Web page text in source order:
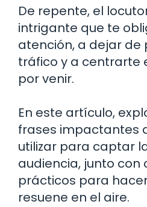
De repente, el
intrigante que te
atención, a dejar de
tráfico y a centrarte
por venir.
En este artículo,
frases impactantes
utilizar para captar
audiencia, junto con
prácticos para
resuene en el aire.